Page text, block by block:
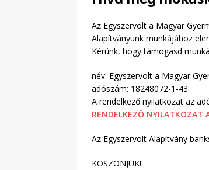
Az Egyszervolt a Magyar
Alapítványunk munkájához
Kérünk, hogy támogasd
név: Egyszervolt a Magyar
adószám: 18248072-1-43
A rendelkező nyilatkozat az
RENDELKEZŐ NYILATKOZAT
Az Egyszervolt Alapítvány
KÖSZÖNJÜK!